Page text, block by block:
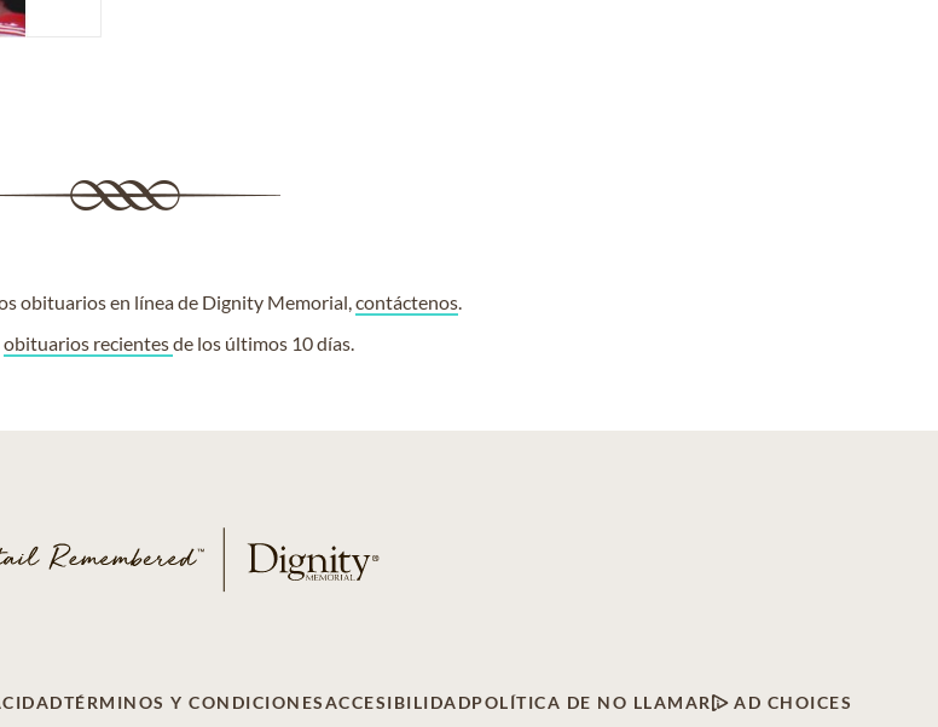
obituarios en línea de Dignity Memorial, contáctenos.
obituarios recientesde los últimos 10 días.
TÉRMINOS Y CONDICIONESACCESIBILIDADPOLÍTICA DE NO LLAMAR AD CHOICES